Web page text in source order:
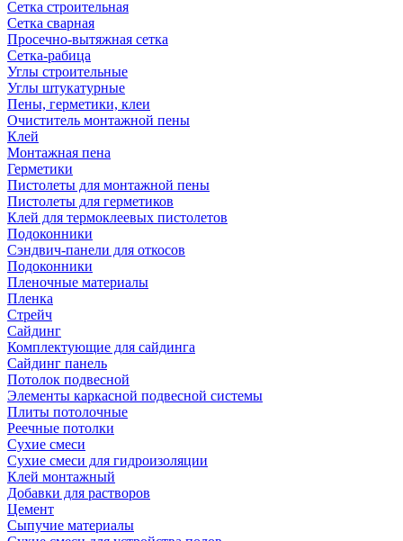
Сетка строительная
Сетка сварная
Просечно-вытяжная сетка
Сетка-рабица
Углы строительные
Углы штукатурные
Пены, герметики, клеи
Очиститель монтажной пены
Клей
Монтажная пена
Герметики
Пистолеты для монтажной пены
Пистолеты для герметиков
Клей для термоклеевых пистолетов
Подоконники
Сэндвич-панели для откосов
Подоконники
Пленочные материалы
Пленка
Стрейч
Сайдинг
Комплектующие для сайдинга
Сайдинг панель
Потолок подвесной
Элементы каркасной подвесной системы
Плиты потолочные
Реечные потолки
Сухие смеси
Сухие смеси для гидроизоляции
Клей монтажный
Добавки для растворов
Цемент
Сыпучие материалы